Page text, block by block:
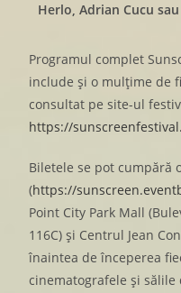
Herlo, Adrian Cucu
Programul complet
include și o mulțime de
consultat pe site-ul
https://
Biletele se pot cumpără
(https://
Point City Park Mall
116C) și Centrul Jean
înaintea de începerea
cinematografele și